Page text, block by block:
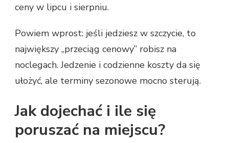
ceny w lipcu i sierpniu.
Powiem wprost: jeśli jedziesz w szczycie, to
największy „przeciąg cenowy” robisz na
noclegach. Jedzenie i codzienne koszty da się
ułożyć, ale terminy sezonowe mocno sterują.
Jak dojechać i ile się
poruszać na miejscu?